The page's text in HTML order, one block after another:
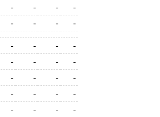
- - -
-
- - - -
- - -
-
- - -
-
- - -
-
- - -
-
- - - -